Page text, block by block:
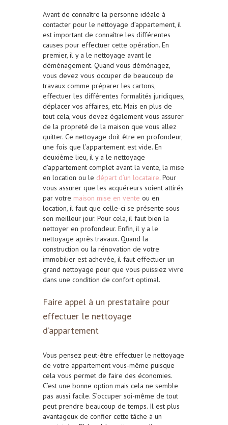
Avant de connaître la personne idéale à
contacter pour le nettoyage d’appartement, il
est important de connaître les différentes
causes pour effectuer cette opération. En
premier, il y a le nettoyage avant le
déménagement. Quand vous déménagez,
vous devez vous occuper de beaucoup de
travaux comme préparer les cartons,
effectuer les différentes formalités juridiques,
déplacer vos affaires, etc. Mais en plus de
tout cela, vous devez également vous assurer
de la propreté de la maison que vous allez
quitter. Ce nettoyage doit être en profondeur,
une fois que l’appartement est vide. En
deuxième lieu, il y a le nettoyage
d’appartement complet avant la vente, la mise
en location ou le départ d’un locataire. Pour
vous assurer que les acquéreurs soient attirés
par votre maison mise en vente ou en
location, il faut que celle-ci se présente sous
son meilleur jour. Pour cela, il faut bien la
nettoyer en profondeur. Enfin, il y a le
nettoyage après travaux. Quand la
construction ou la rénovation de votre
immobilier est achevée, il faut effectuer un
grand nettoyage pour que vous puissiez vivre
dans une condition de confort optimal.
Faire appel à un prestataire pour
effectuer le nettoyage
d’appartement
Vous pensez peut-être effectuer le nettoyage
de votre appartement vous-même puisque
cela vous permet de faire des économies.
C’est une bonne option mais cela ne semble
pas aussi facile. S’occuper soi-même de tout
peut prendre beaucoup de temps. Il est plus
avantageux de confier cette tâche à un